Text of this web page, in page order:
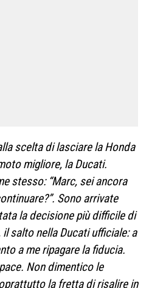
scelta di lasciare la Honda
migliore, la Ducati.
stesso: “Marc, sei ancora
Sono arrivate
la decisione più difficile di
il salto nella Ducati ufficiale: a
a me ripagare la fiducia.
Non dimentico le
la fretta di risalire in